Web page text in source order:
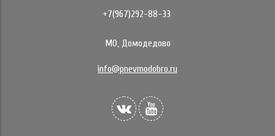
+7(967)292-88-33
МО, Домодедово
info@pnevmodobro.ru